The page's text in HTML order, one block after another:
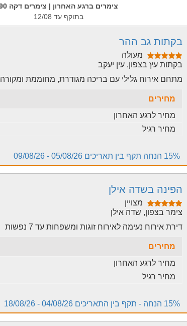
צימרים ברגע האחרון | צימרים דקה 90
בתוקף עד 12/08
בקתות גב ההר
מעולה
בקתות עץ בצפון, עין יעקב
מתחם אירוח גלילי עם בריכה מגודרת, מחוממת ומקורה
מחירים
מחיר לרגע האחרון
מחיר רגיל
15% הנחה תקף בין תאריכים 05/08/26 - 09/08/26
הפינה בשדה אילן
מצויין
צימר בצפון, שדה אילן
דירת אירוח נעימה לאירוח זוגות ומשפחות עד 7 נפשות
מחירים
מחיר לרגע האחרון
מחיר רגיל
15% הנחה - תקף בין התאריכים 04/08/26 - 18/08/26